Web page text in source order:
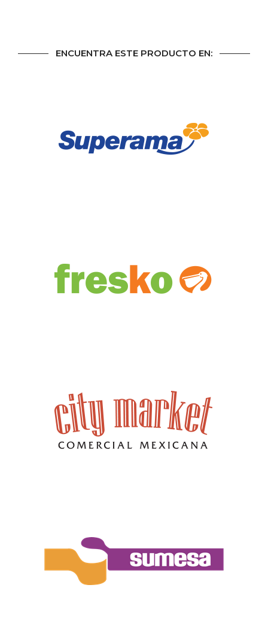
ENCUENTRA ESTE PRODUCTO EN: